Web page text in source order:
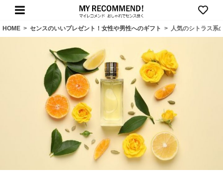
HOME > センスのいいプレゼント！女性や男性へのギフト > 人気のシトラス系